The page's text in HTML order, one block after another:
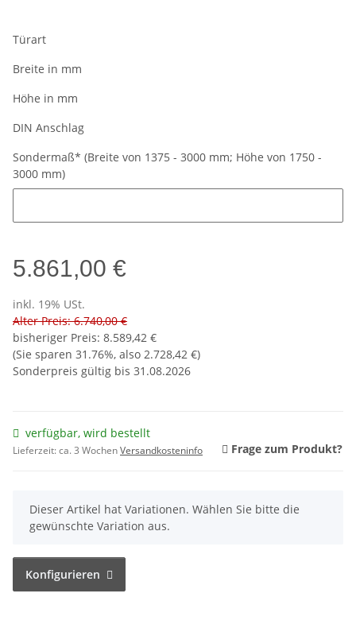
Türart
Breite in mm
Höhe in mm
DIN Anschlag
Sondermaß* (Breite von 1375 - 3000 mm; Höhe von 1750 -
3000 mm)
5.861,00 €
inkl. 19% USt.
Alter Preis: 6.740,00 €
bisheriger Preis: 8.589,42 €
(Sie sparen 31.76%, also 2.728,42 €)
Sonderpreis gültig bis 31.08.2026
verfügbar, wird bestellt
Lieferzeit:ca. 3 WochenVersandkosteninfo Frage zum Produkt?
x
Dieser Artikel hat Variationen. Wählen Sie bitte die
gewünschte Variation aus.
Konfigurieren